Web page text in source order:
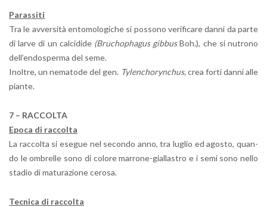
Pa­ras­si­ti
Tra le av­ver­si­tà en­to­mo­lo­gi­che si pos­so­no ve­ri­fi­ca­re danni da parte
di larve di un cal­ci­di­de (Bru­cho­pha­gus gib­busBoh.), che si nu­tro­no
del­l’en­do­sper­ma del seme.
Inol­tre, un ne­ma­to­de del gen. Ty­len­cho­ryn­chus,crea forti danni alle
pian­te.
7 – RAC­COL­TA
Epoca di rac­col­ta
La rac­col­ta si ese­gue nel se­con­do anno, tra lu­glio ed ago­sto, quan­
do le om­brel­le sono di co­lo­re mar­ro­ne-gial­la­stro e i semi sono nello
sta­dio di ma­tu­ra­zio­ne ce­ro­sa.
Tec­ni­ca di rac­col­ta